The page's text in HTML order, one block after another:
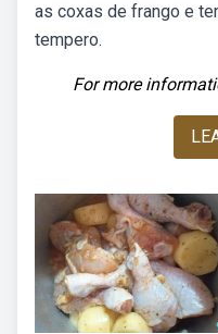
as coxas de frango e
tempero.
For more